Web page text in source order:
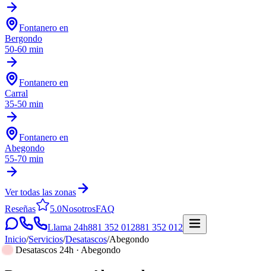
Fontanero en
Bergondo
50-60 min
Fontanero en
Carral
35-50 min
Fontanero en
Abegondo
55-70 min
Ver todas las zonas
Reseñas
5.0NosotrosFAQ
Llama 24h881 352 012881 352 012
Inicio/Servicios/Desatascos/Abegondo
Desatascos 24h · Abegondo